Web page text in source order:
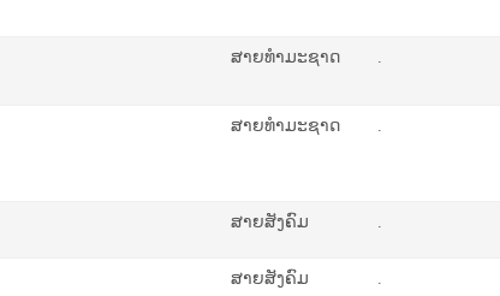
ສາຍທຳມະຊາດ .
ສາຍທຳມະຊາດ .
ສາຍສັງຄົມ .
ສາຍສັງຄົມ .